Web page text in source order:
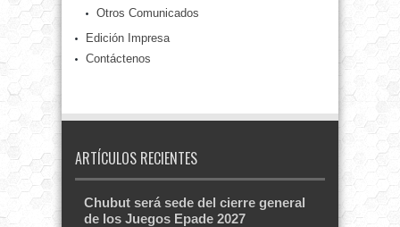
Otros Comunicados
Edición Impresa
Contáctenos
ARTÍCULOS RECIENTES
Chubut será sede del cierre general
de los Juegos Epade 2027